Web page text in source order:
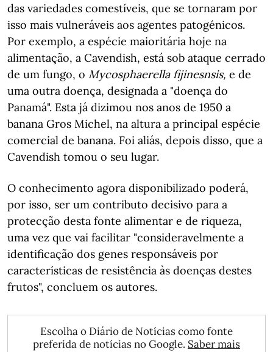
das variedades comestíveis, que se tornaram por
isso mais vulneráveis aos agentes patogénicos.
Por exemplo, a espécie maioritária hoje na
alimentação, a Cavendish, está sob ataque cerrado
de um fungo, o Mycosphaerella fijinesnsis, e de
uma outra doença, designada a "doença do
Panamá". Esta já dizimou nos anos de 1950 a
banana Gros Michel, na altura a principal espécie
comercial de banana. Foi aliás, depois disso, que a
Cavendish tomou o seu lugar.
O conhecimento agora disponibilizado poderá,
por isso, ser um contributo decisivo para a
protecção desta fonte alimentar e de riqueza,
uma vez que vai facilitar "consideravelmente a
identificação dos genes responsáveis por
características de resistência às doenças destes
frutos", concluem os autores.
Escolha o Diário de Notícias como fonte
preferida de notícias no Google. Saber mais